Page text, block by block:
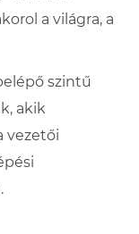
a világra, a
szintű
akik
vezetői